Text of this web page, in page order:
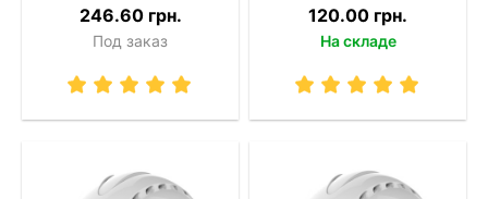
246.60 грн.
Под заказ
120.00 грн.
На складе